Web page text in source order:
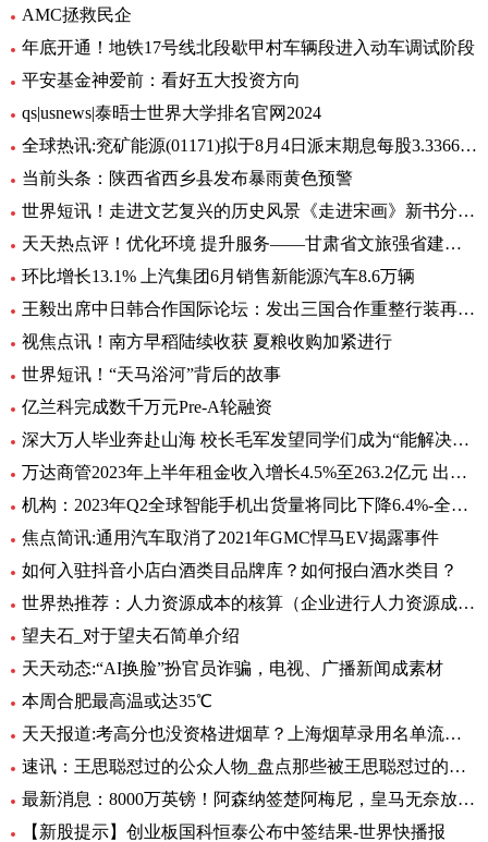
AMC拯救民企
年底开通！地铁17号线北段歇甲村车辆段进入动车调试阶段
平安基金神爱前：看好五大投资方向
qs|usnews|泰晤士世界大学排名官网2024
全球热讯:兖矿能源(01171)拟于8月4日派末期息每股3.3366港元
当前头条：陕西省西乡县发布暴雨黄色预警
世界短讯！走进文艺复兴的历史风景《走进宋画》新书分享会在苏州举行
天天热点评！优化环境 提升服务——甘肃省文旅强省建设系列深度报道之保障篇
环比增长13.1% 上汽集团6月销售新能源汽车8.6万辆
王毅出席中日韩合作国际论坛：发出三国合作重整行装再出发的明确信号
视焦点讯！南方早稻陆续收获 夏粮收购加紧进行
世界短讯！“天马浴河”背后的故事
亿兰科完成数千万元Pre-A轮融资
深大万人毕业奔赴山海 校长毛军发望同学们成为“能解决问题的人”
万达商管2023年上半年租金收入增长4.5%至263.2亿元 出租率98.2%-当前头条
机构：2023年Q2全球智能手机出货量将同比下降6.4%-全球即时
焦点简讯:通用汽车取消了2021年GMC悍马EV揭露事件
如何入驻抖音小店白酒类目品牌库？如何报白酒水类目？
世界热推荐：人力资源成本的核算（企业进行人力资源成本核算有什么意义）
望夫石_对于望夫石简单介绍
天天动态:“AI换脸”扮官员诈骗，电视、广播新闻成素材
本周合肥最高温或达35℃
天天报道:考高分也没资格进烟草？上海烟草录用名单流出，印证了张雪峰的话
速讯：王思聪怼过的公众人物_盘点那些被王思聪怼过的名人
最新消息：8000万英镑！阿森纳签楚阿梅尼，皇马无奈放弃，英超4大豪门竞争
【新股提示】创业板国科恒泰公布中签结果-世界快播报